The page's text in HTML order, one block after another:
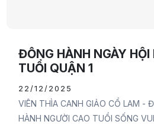
ĐỒNG HÀNH NGÀY HỘI
TUỔI QUẬN 1
22/12/2025
VIÊN THÌA CANH GIẢO CỔ LAM -
HÀNH NGƯỜI CAO TUỔI SỐNG